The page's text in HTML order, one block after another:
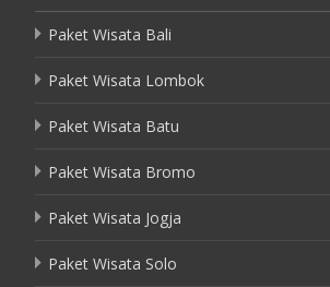
Paket Wisata Bali
Paket Wisata Lombok
Paket Wisata Batu
Paket Wisata Bromo
Paket Wisata Jogja
Paket Wisata Solo